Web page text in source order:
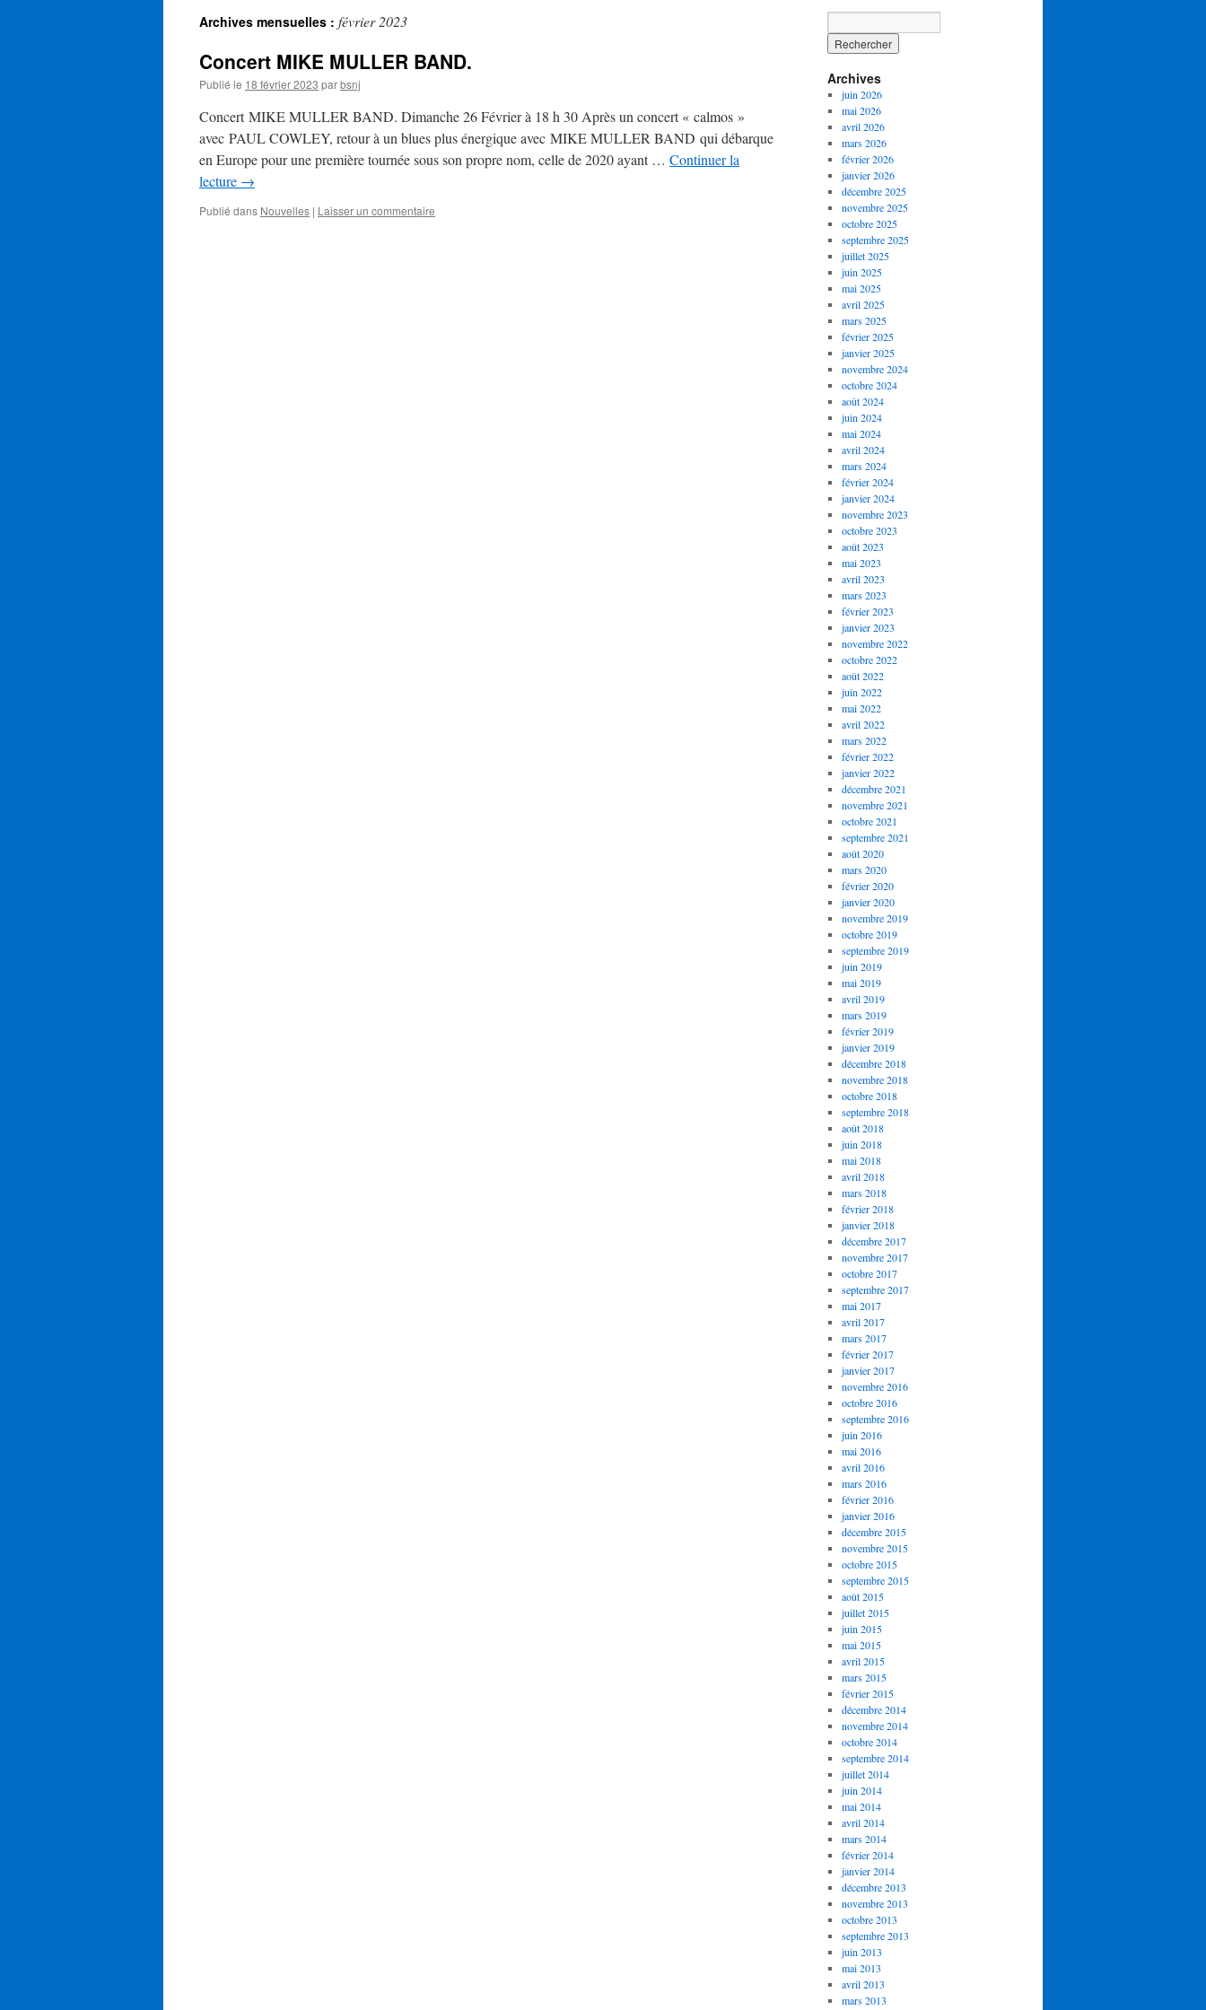
Archives mensuelles : février 2023
Concert MIKE MULLER BAND.
Publié le 18 février 2023 parbsnj
Concert MIKE MULLER BAND. Dimanche 26 Février à 18 h 30 Après un concert « calmos »
avec PAUL COWLEY, retour à un blues plus énergique avec MIKE MULLER BAND qui débarque
en Europe pour une première tournée sous son propre nom, celle de 2020 ayant … Continuer la
lecture →
Publié dans Nouvelles | Laisser un commentaire
Archives
juin 2026
mai 2026
avril 2026
mars 2026
février 2026
janvier 2026
décembre 2025
novembre 2025
octobre 2025
septembre 2025
juillet 2025
juin 2025
mai 2025
avril 2025
mars 2025
février 2025
janvier 2025
novembre 2024
octobre 2024
août 2024
juin 2024
mai 2024
avril 2024
mars 2024
février 2024
janvier 2024
novembre 2023
octobre 2023
août 2023
mai 2023
avril 2023
mars 2023
février 2023
janvier 2023
novembre 2022
octobre 2022
août 2022
juin 2022
mai 2022
avril 2022
mars 2022
février 2022
janvier 2022
décembre 2021
novembre 2021
octobre 2021
septembre 2021
août 2020
mars 2020
février 2020
janvier 2020
novembre 2019
octobre 2019
septembre 2019
juin 2019
mai 2019
avril 2019
mars 2019
février 2019
janvier 2019
décembre 2018
novembre 2018
octobre 2018
septembre 2018
août 2018
juin 2018
mai 2018
avril 2018
mars 2018
février 2018
janvier 2018
décembre 2017
novembre 2017
octobre 2017
septembre 2017
mai 2017
avril 2017
mars 2017
février 2017
janvier 2017
novembre 2016
octobre 2016
septembre 2016
juin 2016
mai 2016
avril 2016
mars 2016
février 2016
janvier 2016
décembre 2015
novembre 2015
octobre 2015
septembre 2015
août 2015
juillet 2015
juin 2015
mai 2015
avril 2015
mars 2015
février 2015
décembre 2014
novembre 2014
octobre 2014
septembre 2014
juillet 2014
juin 2014
mai 2014
avril 2014
mars 2014
février 2014
janvier 2014
décembre 2013
novembre 2013
octobre 2013
septembre 2013
juin 2013
mai 2013
avril 2013
mars 2013